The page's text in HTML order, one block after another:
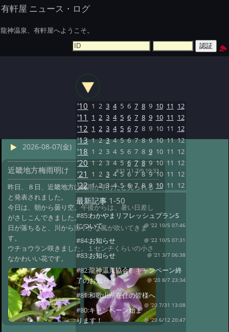
有軒屋 ニュース・ログ
龍神温泉、有軒屋へようこそ。
2026-08-07(金)
近畿地方梅雨明け #31 '11 7/9 19:33
昨日、８日、近畿地方は梅雨が明けたと見られる
と発表されました。
今日は、朝から曇り空。午後からは、暑い日差し
がさしこんできました。
日が落ちると、川から涼やかな風が吹いてきま
す。
ウチョウラン咲きました。１センチくらいの小さ
なかわいい花です。
'10 1 2 3 4 5 6 7 8 9 10 11 12
'11 1 2 3 4 5 6 7 8 9 10 11 12
'12 1 2 3 4 5 6 7 8 9 10 11 12
'13 1 2 3 4 5 6 7 8 9 10 11 12
'18 1 2 3 4 5 6 7 8 9 10 11 12
'20 1 2 3 4 5 6 7 8 9 10 11 12
'21 1 2 3 4 5 6 7 8 9 10 11 12
'22 1 2 3 4 5 6 7 8 9 10 11 12
最新記事 1-50
#85:わかやまリフレッシュプランS
について
@ '22 10/5 07:46
#84:お知らせ @ '22 10/5 07:31
#83:お知らせ @ '21 3/7 06:38
#82:龍神温泉協会 キャンペーン終
了のお知らせ
@ '20 8/7 23:34
#81:和歌山県在住の皆様へ
@ '20 7/31 13:08
#80:キャンペーン始ま
ります！
@ '20 6/12 20:47